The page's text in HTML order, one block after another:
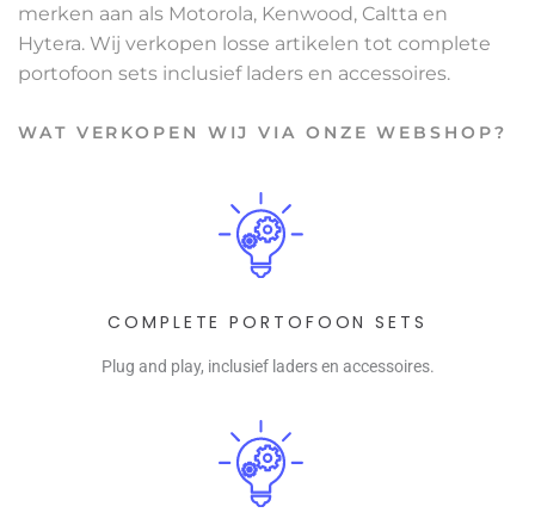
merken aan als Motorola, Kenwood, Caltta en
Hytera. Wij verkopen losse artikelen tot complete
portofoon sets inclusief laders en accessoires.
WAT VERKOPEN WIJ VIA ONZE WEBSHOP?
COMPLETE PORTOFOON SETS
Plug and play, inclusief laders en accessoires.